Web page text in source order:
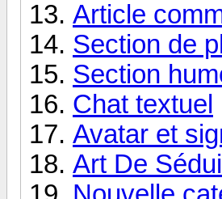
Article
Section de
Section
Chat textuel
Avatar et
Art De